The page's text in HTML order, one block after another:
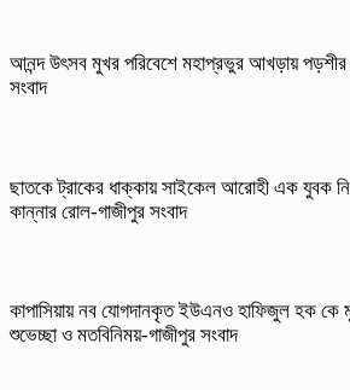
আনন্দ উৎসব মুখর পরিবেশে মহাপ্রভুর আখড়ায় পড়শীর
সংবাদ
ছাতকে ট্রাকের ধাক্কায় সাইকেল আরোহী এক যুবক
কান্নার রোল-গাজীপুর সংবাদ
কাপাসিয়ায় নব যোগদানকৃত ইউএনও হাফিজুল হক কে
শুভেচ্ছা ও মতবিনিময়-গাজীপুর সংবাদ